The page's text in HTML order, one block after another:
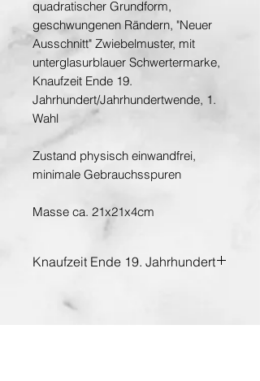
quadratischer Grundform,
geschwungenen Rändern, "Neuer
Ausschnitt" Zwiebelmuster, mit
unterglasurblauer Schwertermarke,
Knaufzeit Ende 19.
Jahrhundert/Jahrhundertwende, 1.
Wahl
Zustand physisch einwandfrei,
minimale Gebrauchsspuren
Masse ca. 21x21x4cm
Knaufzeit Ende 19. Jahrhundert